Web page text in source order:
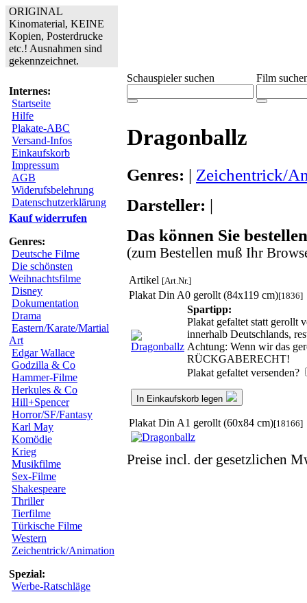
ORIGINAL
Kinomaterial, KEINE
Kopien, Posterdrucke
etc.! Ausnahmen sind
gekennzeichnet.
Internes:
Startseite
Hilfe
Plakate-ABC
Versand-Infos
Einkaufskorb
Impressum
AGB
Widerufsbelehrung
Datenschutzerklärung
Kauf widerrufen
Genres:
Deutsche Filme
Die schönsten
Weihnachtsfilme
Disney
Dokumentation
Drama
Eastern/Karate/Martial
Art
Edgar Wallace
Godzilla & Co
Hammer-Filme
Herkules & Co
Hill+Spencer
Horror/SF/Fantasy
Karl May
Komödie
Krieg
Musikfilme
Sex-Filme
Shakespeare
Thriller
Tierfilme
Türkische Filme
Western
Zeichentrick/Animation
Spezial:
Werbe-Ratschläge
Schauspieler suchen Film
Dragonballz
Genres: | Zeichentrick/
Darsteller: |
Das können Sie
(zum Bestellen muß Ihr
Artikel [Art.Nr.]
Plakat Din A0 gerollt (84x119 cm)[1836]
Spartipp:
Plakat gefaltet statt gerollt
innerhalb Deutschlands,
Achtung: Wenn wir das
RÜCKGABERECHT!
Plakat gefaltet versenden?
In Einkaufskorb legen
Plakat Din A1 gerollt (60x84 cm)[18166]
Preise incl. der gesetzlichen